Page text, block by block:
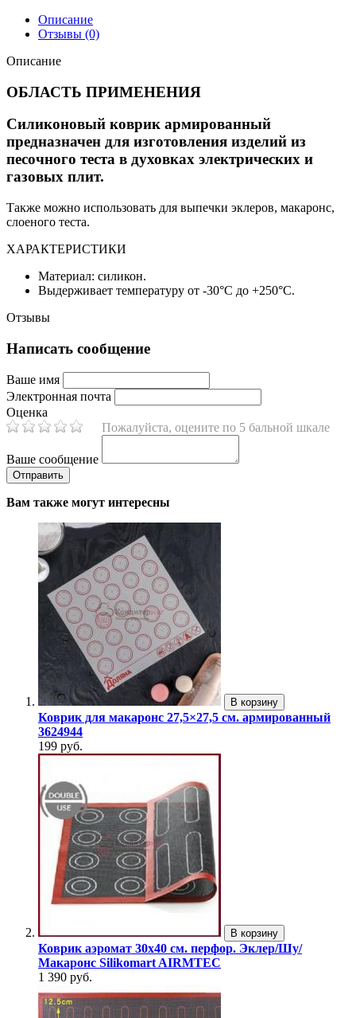
Описание
Отзывы (0)
Описание
ОБЛАСТЬ ПРИМЕНЕНИЯ
Силиконовый коврик армированный
предназначен для изготовления изделий из
песочного теста в духовках электрических и
газовых плит.
Также можно использовать для выпечки эклеров, макаронс,
слоеного теста.
ХАРАКТЕРИСТИКИ
Материал: силикон.
Выдерживает температуру от -30°С до +250°С.
Отзывы
Написать сообщение
Ваше имя
Электронная почта
Оценка
Пожалуйста, оцените по 5 бальной шкале
Ваше сообщение
Вам также могут интересны
В корзину
Коврик для макаронс 27,5×27,5 см. армированный
3624944
199 руб.
В корзину
Коврик аэромат 30х40 см. перфор. Эклер/Шу/
Макаронс Silikomart AIRMTEC
1 390 руб.